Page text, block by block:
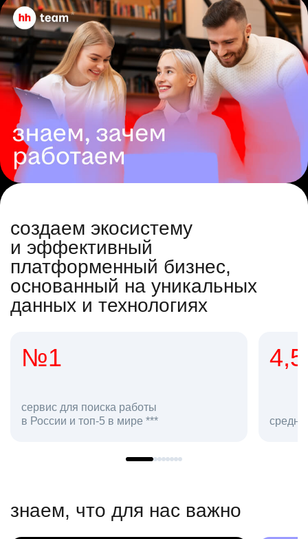
создаем экосистему
и эффективный
платформенный бизнес,
основанный на уникальных
данных и технологиях
4,5
средняя оценка hh.ru как работодателя **
в
знаем, что для нас важно